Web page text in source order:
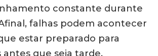
constante durante
falhas podem acontecer
estar preparado para
antes que seja tarde.